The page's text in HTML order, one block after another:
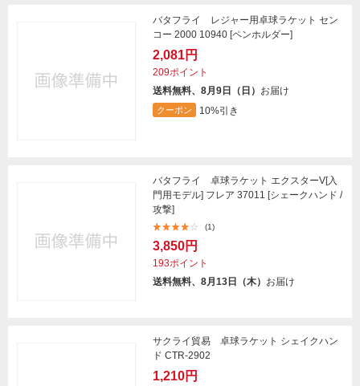
バタフライ レジャー用卓球ラケット セン
コー 2000 10940 [ペンホルダー]
2,081円
209ポイント
送料無料、8月9日（日） お届け
クーポン 10%引き
バタフライ 卓球ラケット エクスターV[入
門用モデル] フレア 37011 [シェークハンド /
攻撃]
(1)
3,850円
193ポイント
送料無料、8月13日（木） お届け
サクライ貿易 卓球ラケット シェイクハン
ド CTR-2902
1,210円